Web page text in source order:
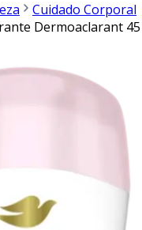
Cuidado Corporal
Dermoaclarant 45